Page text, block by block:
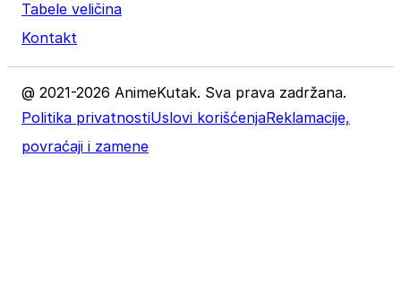
Tabele veličina
Kontakt
@ 2021-2026 AnimeKutak. Sva prava zadržana.
Politika privatnostiUslovi korišćenjaReklamacije,
povraćaji i zamene